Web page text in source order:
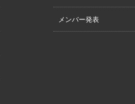
メンバー発表